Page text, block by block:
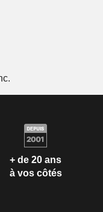
+ de 20 ans
à vos côtés